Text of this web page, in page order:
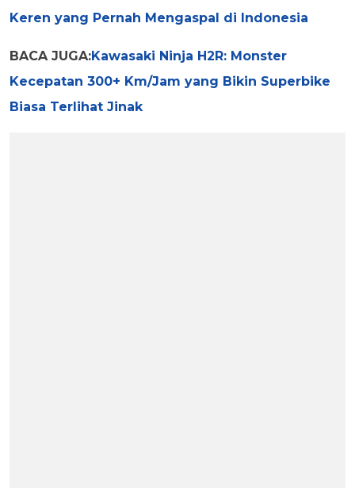
Keren yang Pernah Mengaspal di Indonesia
BACA JUGA:Kawasaki Ninja H2R: Monster
Kecepatan 300+ Km/Jam yang Bikin Superbike
Biasa Terlihat Jinak